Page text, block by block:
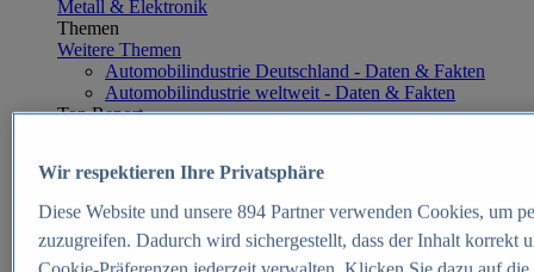
Metall & Elektronik
Themen
Weitere Themen
Automobilindustrie Deutschland - Daten & Fakten
Automobilindustrie weltweit - Daten & Fakten
Top Report
Zum Report
E-commerce
Wir respektieren Ihre Privatsphäre
Diese Website und unsere 894Partner verwenden Cookies, um
zuzugreifen. Dadurch wird sichergestellt, dass der Inhalt korrekt